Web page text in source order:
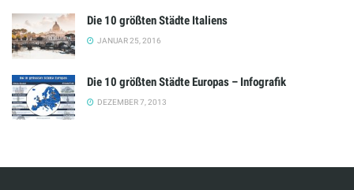
Die 10 größten Städte Italiens
JANUAR 25, 2016
Die 10 größten Städte Europas – Infografik
DEZEMBER 7, 2013